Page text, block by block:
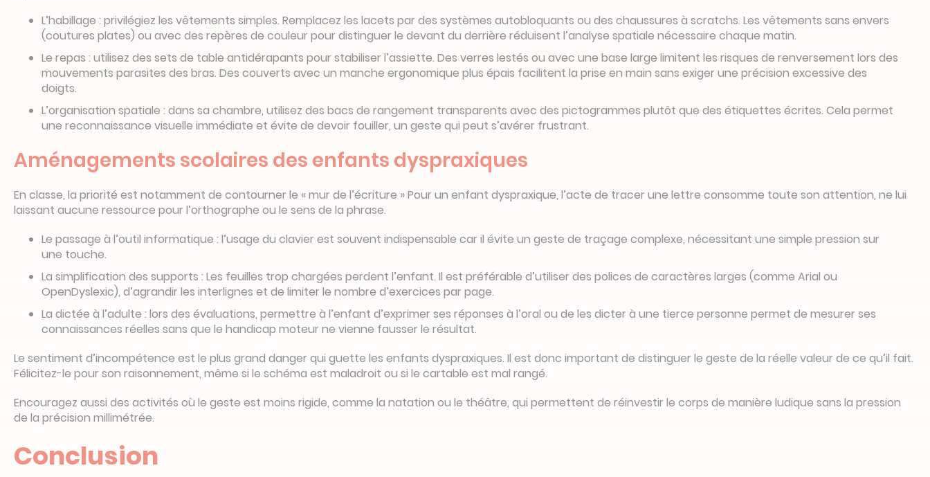
L’habillage : privilégiez les vêtements simples. Remplacez les lacets par des systèmes autobloquants ou des chaussures à scratchs. Les vêtements sans envers
(coutures plates) ou avec des repères de couleur pour distinguer le devant du derrière réduisent l’analyse spatiale nécessaire chaque matin.
Le repas : utilisez des sets de table antidérapants pour stabiliser l’assiette. Des verres lestés ou avec une base large limitent les risques de renversement lors des
mouvements parasites des bras. Des couverts avec un manche ergonomique plus épais facilitent la prise en main sans exiger une précision excessive des
doigts.
L’organisation spatiale : dans sa chambre, utilisez des bacs de rangement transparents avec des pictogrammes plutôt que des étiquettes écrites. Cela permet
une reconnaissance visuelle immédiate et évite de devoir fouiller, un geste qui peut s’avérer frustrant.
Aménagements scolaires des enfants dyspraxiques
En classe, la priorité est notamment de contourner le « mur de l’écriture » Pour un enfant dyspraxique, l’acte de tracer une lettre consomme toute son attention, ne lui
laissant aucune ressource pour l’orthographe ou le sens de la phrase.
Le passage à l’outil informatique : l’usage du clavier est souvent indispensable car il évite un geste de traçage complexe, nécessitant une simple pression sur
une touche.
La simplification des supports : Les feuilles trop chargées perdent l’enfant. Il est préférable d’utiliser des polices de caractères larges (comme Arial ou
OpenDyslexic), d’agrandir les interlignes et de limiter le nombre d’exercices par page.
La dictée à l’adulte : lors des évaluations, permettre à l’enfant d’exprimer ses réponses à l’oral ou de les dicter à une tierce personne permet de mesurer ses
connaissances réelles sans que le handicap moteur ne vienne fausser le résultat.
Le sentiment d’incompétence est le plus grand danger qui guette les enfants dyspraxiques. Il est donc important de distinguer le geste de la réelle valeur de ce qu’il fait.
Félicitez-le pour son raisonnement, même si le schéma est maladroit ou si le cartable est mal rangé.
Encouragez aussi des activités où le geste est moins rigide, comme la natation ou le théâtre, qui permettent de réinvestir le corps de manière ludique sans la pression
de la précision millimétrée.
Conclusion